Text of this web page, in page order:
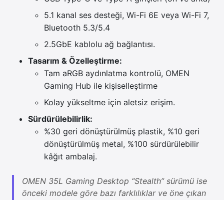
5.1 kanal ses desteği, Wi-Fi 6E veya Wi-Fi 7,
Bluetooth 5.3/5.4
2.5GbE kablolu ağ bağlantısı.
Tasarım & Özelleştirme:
Tam aRGB aydınlatma kontrolü, OMEN
Gaming Hub ile kişiselleştirme
Kolay yükseltme için aletsiz erişim.
Sürdürülebilirlik:
%30 geri dönüştürülmüş plastik, %10 geri
dönüştürülmüş metal, %100 sürdürülebilir
kâğıt ambalaj.
OMEN 35L Gaming Desktop “Stealth” sürümü ise
önceki modele göre bazı farklılıklar ve öne çıkan